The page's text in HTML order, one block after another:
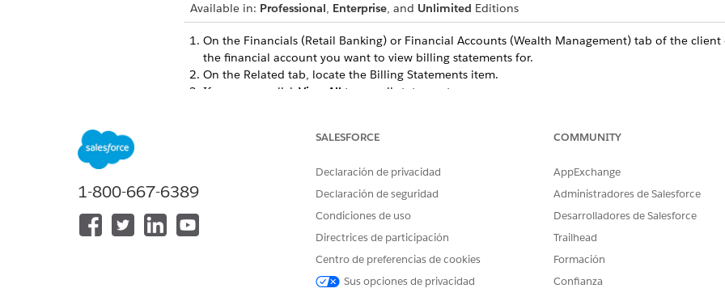
Available in: Professional, Enterprise, and Unlimited Editions
On the Financials (Retail Banking) or Financial Accounts (Wealth Management) tab of the
the financial account you want to view billing statements for.
On the Related tab, locate the Billing Statements item.
If necessary, click View All to see all statements.
¿RESOLVIÓ ESTE ARTÍCULO SU PROBLEMA?
¡Háganos saber cómo podemos mejorar!
1-800-667-6389
SALESFORCE
Declaración de privacidad
Declaración de seguridad
Condiciones de uso
Directrices de participación
Centro de preferencias de cookies
Sus opciones de privacidad
COMMUNITY
AppExchange
Administradores de Salesforce
Desarrolladores de Salesforce
Trailhead
Formación
Confianza